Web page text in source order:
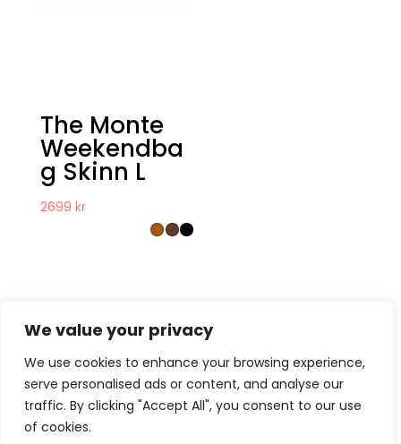
We value your privacy
We use cookies to enhance your browsing experience,
serve personalised ads or content, and analyse our
traffic. By clicking "Accept All", you consent to our use
of cookies.
The Monte
Weekendba
g Skinn L
2699 kr
Kontakt Om oss
Köpvillkor
Retur – Reklamation
GDPR & Cookies